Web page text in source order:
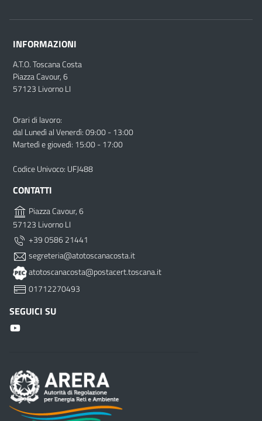
INFORMAZIONI
A.T.O. Toscana Costa
Piazza Cavour, 6
57123 Livorno LI
Orari di lavoro:
dal Lunedì al Venerdì: 09:00 - 13:00
Martedì e giovedì: 15:00 - 17:00
Codice Univoco: UFJ488
CONTATTI
Piazza Cavour, 6
57123 Livorno LI
+39 0586 21441
segreteria@atotoscanacosta.it
atotoscanacosta@postacert.toscana.it
01712270493
SEGUICI SU